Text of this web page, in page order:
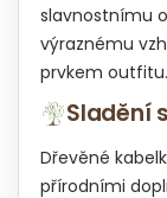
slavnostnímu
výraznému
prvkem outfitu.
Sladění
Dřevěné
přírodními